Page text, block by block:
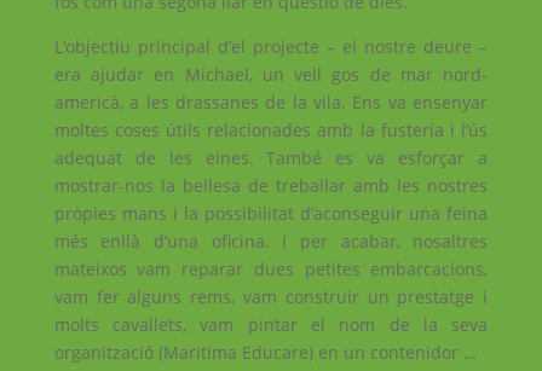
L’objectiu principal d’el projecte – el nostre deure –
era ajudar en Michael, un vell gos de mar nord-
americà, a les drassanes de la vila. Ens va ensenyar
moltes coses útils relacionades amb la fusteria i l’ús
adequat de les eines. També es va esforçar a
mostrar-nos la bellesa de treballar amb les nostres
pròpies mans i la possibilitat d’aconseguir una feina
més enllà d’una oficina. I per acabar, nosaltres
mateixos vam reparar dues petites embarcacions,
vam fer alguns rems, vam construir un prestatge i
molts cavallets, vam pintar el nom de la seva
organització (Maritima Educare) en un contenidor …